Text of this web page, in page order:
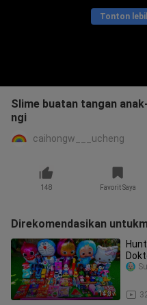
Tonton
Slime buatan tangan
ngi
caihongw___ucheng
148 Favorit Saya
Direkomendasikan
14:37
Bahasa Indonesia